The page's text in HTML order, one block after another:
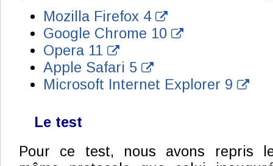
Mozilla Firefox 4
Google Chrome 10
Opera 11
Apple Safari 5
Microsoft Internet Explorer 9
Le test
Pour ce test, nous avons repris